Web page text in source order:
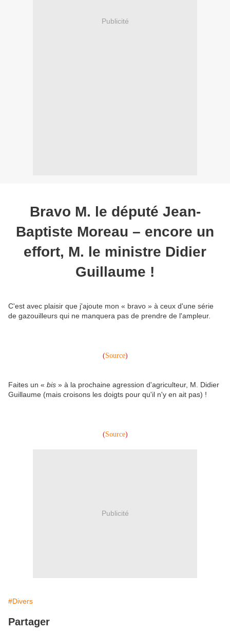
Publicité
Bravo M. le député Jean-
Baptiste Moreau – encore un
effort, M. le ministre Didier
Guillaume !
C'est avec plaisir que j'ajoute mon « bravo » à ceux d'une série
de gazouilleurs qui ne manquera pas de prendre de l'ampleur.
(Source)
Faites un « bis » à la prochaine agression d'agriculteur, M. Didier
Guillaume (mais croisons les doigts pour qu'il n'y en ait pas) !
(Source)
Publicité
#Divers
Partager